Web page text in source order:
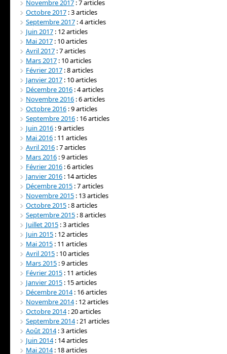
Novembre 2017 : 7 articles
Octobre 2017 : 3 articles
Septembre 2017 : 4 articles
Juin 2017 : 12 articles
Mai 2017 : 10 articles
Avril 2017 : 7 articles
Mars 2017 : 10 articles
Février 2017 : 8 articles
Janvier 2017 : 10 articles
Décembre 2016 : 4 articles
Novembre 2016 : 6 articles
Octobre 2016 : 9 articles
Septembre 2016 : 16 articles
Juin 2016 : 9 articles
Mai 2016 : 11 articles
Avril 2016 : 7 articles
Mars 2016 : 9 articles
Février 2016 : 6 articles
Janvier 2016 : 14 articles
Décembre 2015 : 7 articles
Novembre 2015 : 13 articles
Octobre 2015 : 8 articles
Septembre 2015 : 8 articles
Juillet 2015 : 3 articles
Juin 2015 : 12 articles
Mai 2015 : 11 articles
Avril 2015 : 10 articles
Mars 2015 : 9 articles
Février 2015 : 11 articles
Janvier 2015 : 15 articles
Décembre 2014: 16 articles
Novembre 2014: 12 articles
Octobre 2014: 20 articles
Septembre 2014: 21 articles
Août 2014: 3 articles
Juin 2014: 14 articles
Mai 2014: 18 articles